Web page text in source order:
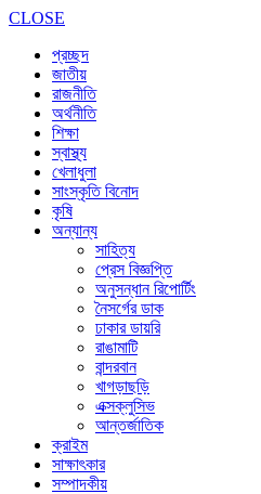
CLOSE
প্রচ্ছদ
জাতীয়
রাজনীতি
অর্থনীতি
শিক্ষা
স্বাস্থ্য
খেলাধুলা
সাংস্কৃতি বিনোদ
কৃষি
অন্যান্য
সাহিত্য
প্রেস বিজ্ঞপ্তি
অনুসন্ধান রিপোর্টিং
নৈসর্গের ডাক
ঢাকার ডায়রি
রাঙামাটি
বান্দরবান
খাগড়াছড়ি
এক্সক্লুসিভ
আন্তর্জাতিক
ক্রাইম
সাক্ষাৎকার
সম্পাদকীয়